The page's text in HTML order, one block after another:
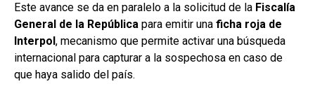
Este avance se da en paralelo a la solicitud de la Fiscalía
General de la República para emitir una ficha roja de
Interpol , mecanismo que permite activar una búsqueda
internacional para capturar a la sospechosa en caso de
que haya salido del país.